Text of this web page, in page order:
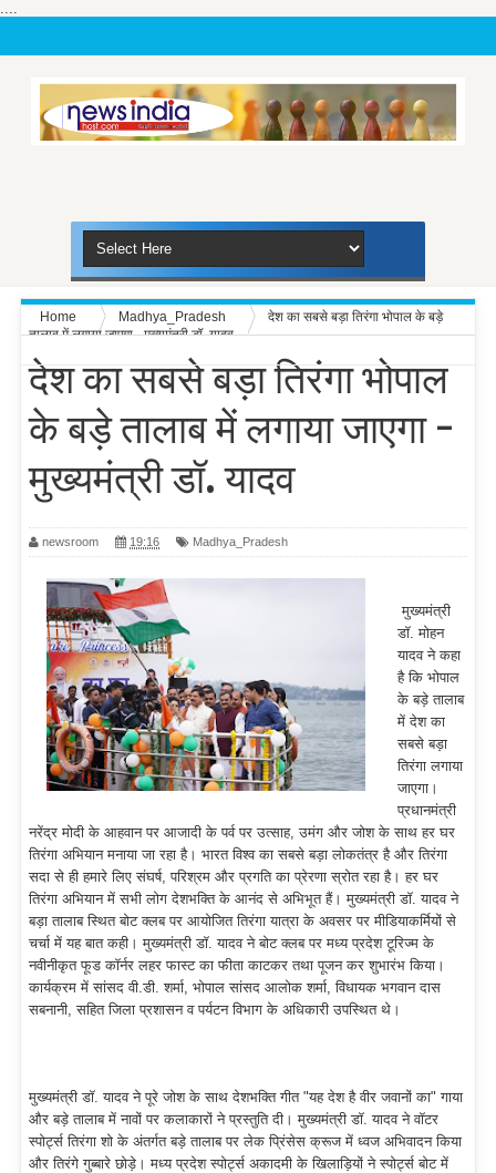
....
Home Madhya_Pradesh
देश का सबसे बड़ा तिरंगा भोपाल के बड़े
तालाब में लगाया जाएगा - मुख्यमंत्री डॉ. यादव
देश का सबसे बड़ा तिरंगा भोपाल
के बड़े तालाब में लगाया जाएगा -
मुख्यमंत्री डॉ. यादव
newsroom 19:16 Madhya_Pradesh
मुख्यमंत्री
डॉ. मोहन
यादव ने कहा
है कि भोपाल
के बड़े तालाब
में देश का
सबसे बड़ा
तिरंगा लगाया
जाएगा।
प्रधानमंत्री
नरेंद्र मोदी के आहवान पर आजादी के पर्व पर उत्साह, उमंग और जोश के साथ हर घर
तिरंगा अभियान मनाया जा रहा है। भारत विश्व का सबसे बड़ा लोकतंत्र है और तिरंगा
सदा से ही हमारे लिए संघर्ष, परिश्रम और प्रगति का प्रेरणा स्रोत रहा है। हर घर
तिरंगा अभियान में सभी लोग देशभक्ति के आनंद से अभिभूत हैं। मुख्यमंत्री डॉ. यादव ने
बड़ा तालाब स्थित बोट क्लब पर आयोजित तिरंगा यात्रा के अवसर पर मीडियाकर्मियों से
चर्चा में यह बात कही। मुख्यमंत्री डॉ. यादव ने बोट क्लब पर मध्य प्रदेश टूरिज्म के
नवीनीकृत फूड कॉर्नर लहर फास्ट का फीता काटकर तथा पूजन कर शुभारंभ किया।
कार्यक्रम में सांसद वी.डी. शर्मा, भोपाल सांसद आलोक शर्मा, विधायक भगवान दास
सबनानी, सहित जिला प्रशासन व पर्यटन विभाग के अधिकारी उपस्थित थे।
मुख्यमंत्री डॉ. यादव ने पूरे जोश के साथ देशभक्ति गीत "यह देश है वीर जवानों का" गाया
और बड़े तालाब में नावों पर कलाकारों ने प्रस्तुति दी। मुख्यमंत्री डॉ. यादव ने वॉटर
स्पोर्ट्स तिरंगा शो के अंतर्गत बड़े तालाब पर लेक प्रिंसेस क्रूज में ध्वज अभिवादन किया
और तिरंगे गुब्बारे छोड़े। मध्य प्रदेश स्पोर्ट्स अकादमी के खिलाड़ियों ने स्पोर्ट्स बोट में